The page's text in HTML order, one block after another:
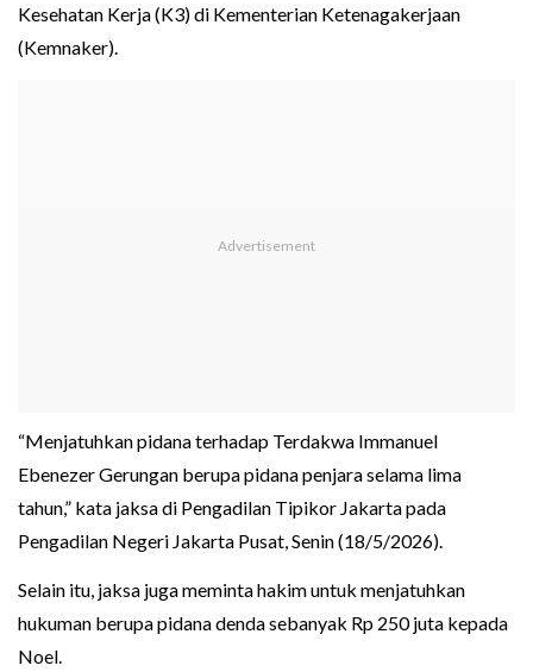
Kesehatan Kerja (K3) di Kementerian Ketenagakerjaan
(Kemnaker).
“Menjatuhkan pidana terhadap Terdakwa Immanuel
Ebenezer Gerungan berupa pidana penjara selama lima
tahun,” kata jaksa di Pengadilan Tipikor Jakarta pada
Pengadilan Negeri Jakarta Pusat, Senin (18/5/2026).
Selain itu, jaksa juga meminta hakim untuk menjatuhkan
hukuman berupa pidana denda sebanyak Rp 250 juta kepada
Noel.